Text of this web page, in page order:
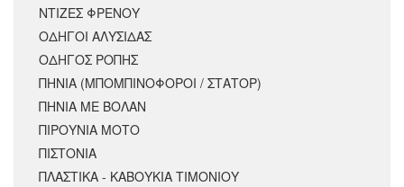
ΝΤΙΖΕΣ ΦΡΕΝΟΥ
ΟΔΗΓΟΙ ΑΛΥΣΙΔΑΣ
ΟΔΗΓΟΣ ΡΟΠΗΣ
ΠΗΝΙΑ (ΜΠΟΜΠΙΝΟΦΟΡΟΙ / ΣΤΑΤΟΡ)
ΠΗΝΙΑ ΜΕ ΒΟΛΑΝ
ΠΙΡΟΥΝΙΑ ΜΟΤΟ
ΠΙΣΤΟΝΙΑ
ΠΛΑΣΤΙΚΑ - ΚΑΒΟΥΚΙΑ ΤΙΜΟΝΙΟΥ